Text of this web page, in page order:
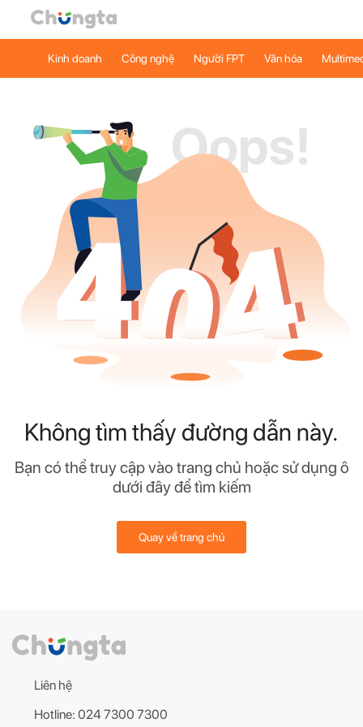
Kinh doanh Công nghệ Người FPT Văn hóa
Không tìm thấy đường dẫn này.
Bạn có thể truy cập vào trang chủ hoặc sử dụng ô
dưới đây để tìm kiếm
Quay về trang chủ
Liên hệ
Hotline: 024 7300 7300